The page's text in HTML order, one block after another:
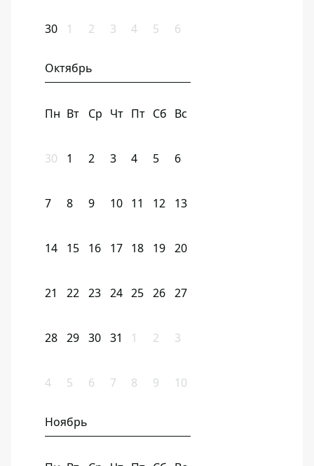
30 1 2 3 4 5 6
Октябрь
Пн Вт Ср Чт Пт Сб Вс
30 1 2 3 4 5 6
7 8 9 10 11 12 13
14 15 16 17 18 19 20
21 22 23 24 25 26 27
28 29 30 31 1 2 3
4 5 6 7 8 9 10
Ноябрь